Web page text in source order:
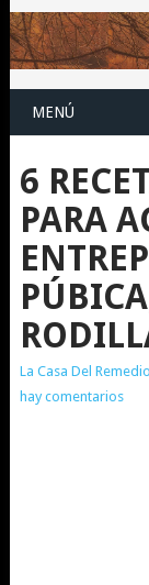
MENÚ
6
PARA
La Casa Del Remedio
hay comentarios